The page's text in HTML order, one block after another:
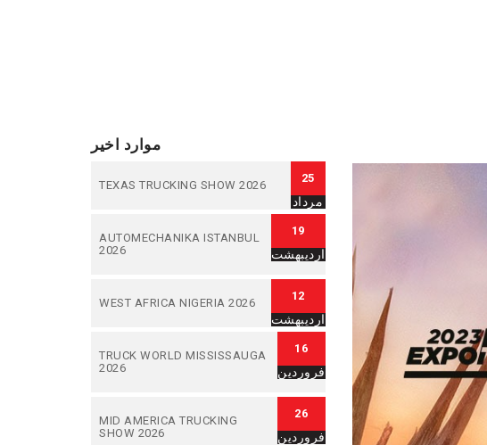
موارد اخیر
TEXAS TRUCKING SHOW 2026
25
مرداد
AUTOMECHANIKA ISTANBUL
2026
19
اردیبهشت
WEST AFRICA NIGERIA 2026
12
اردیبهشت
TRUCK WORLD MISSISSAUGA
2026
16
فروردین
MID AMERICA TRUCKING
SHOW 2026
26
فروردین